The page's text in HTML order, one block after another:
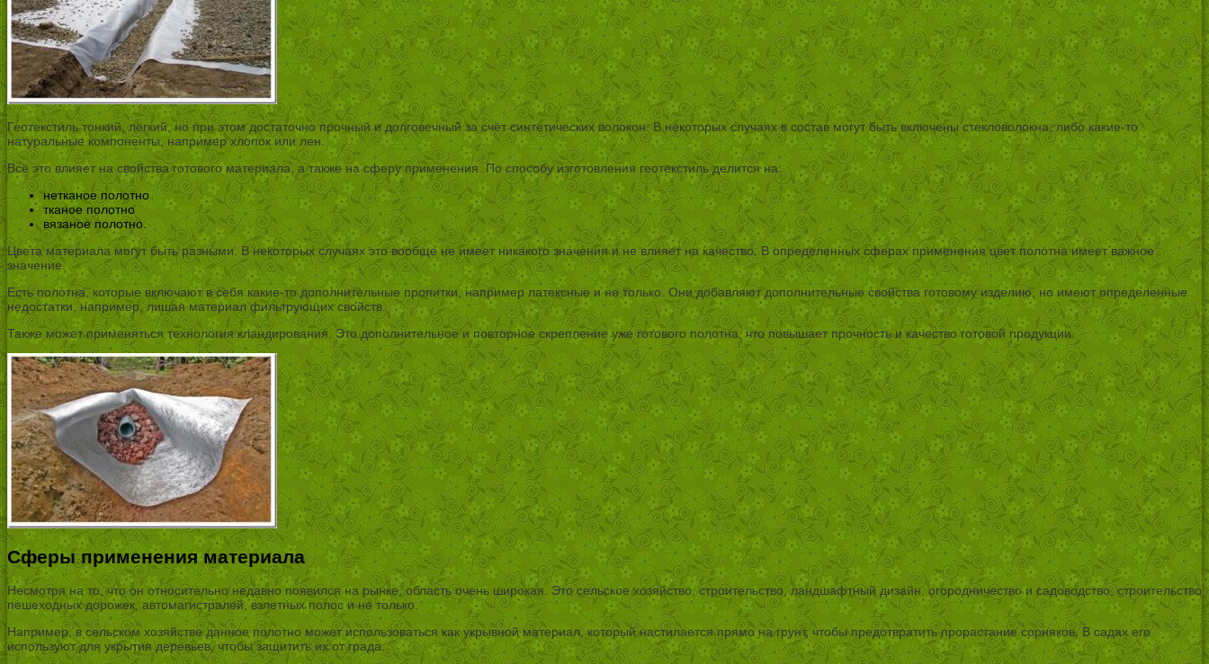
Геотекстиль тонкий, лёгкий, но при этом достаточно прочный и долговечный за счёт синтетических волокон. В некоторых случаях в состав могут быть включены стекловолокна, либо какие-то
натуральные компоненты, например хлопок или лен.
Всё это влияет на свойства готового материала, а также на сферу применения. По способу изготовления геотекстиль делится на:
нетканое полотно
тканое полотно
вязаное полотно.
Цвета материала могут быть разными. В некоторых случаях это вообще не имеет никакого значения и не влияет на качество. В определенных сферах применения цвет полотна имеет важное
значение.
Есть полотна, которые включают в себя какие-то дополнительные пропитки, например латексные и не только. Они добавляют дополнительные свойства готовому изделию, но имеют определенные
недостатки, например, лишая материал фильтрующих свойств.
Также может применяться технология кландирования. Это дополнительное и повторное скрепление уже готового полотна, что повышает прочность и качество готовой продукции.
Сферы применения материала
Несмотря на то, что он относительно недавно появился на рынке, область очень широкая. Это сельское хозяйство, строительство, ландшафтный дизайн, огородничество и садоводство, строительство
пешеходных дорожек, автомагистралей, взлетных полос и не только.
Например, в сельском хозяйстве данное полотно может использоваться как укрывной материал, который настилается прямо на грунт, чтобы предотвратить прорастание сорняков. В садах его
используют для укрытия деревьев, чтобы защитить их от града.